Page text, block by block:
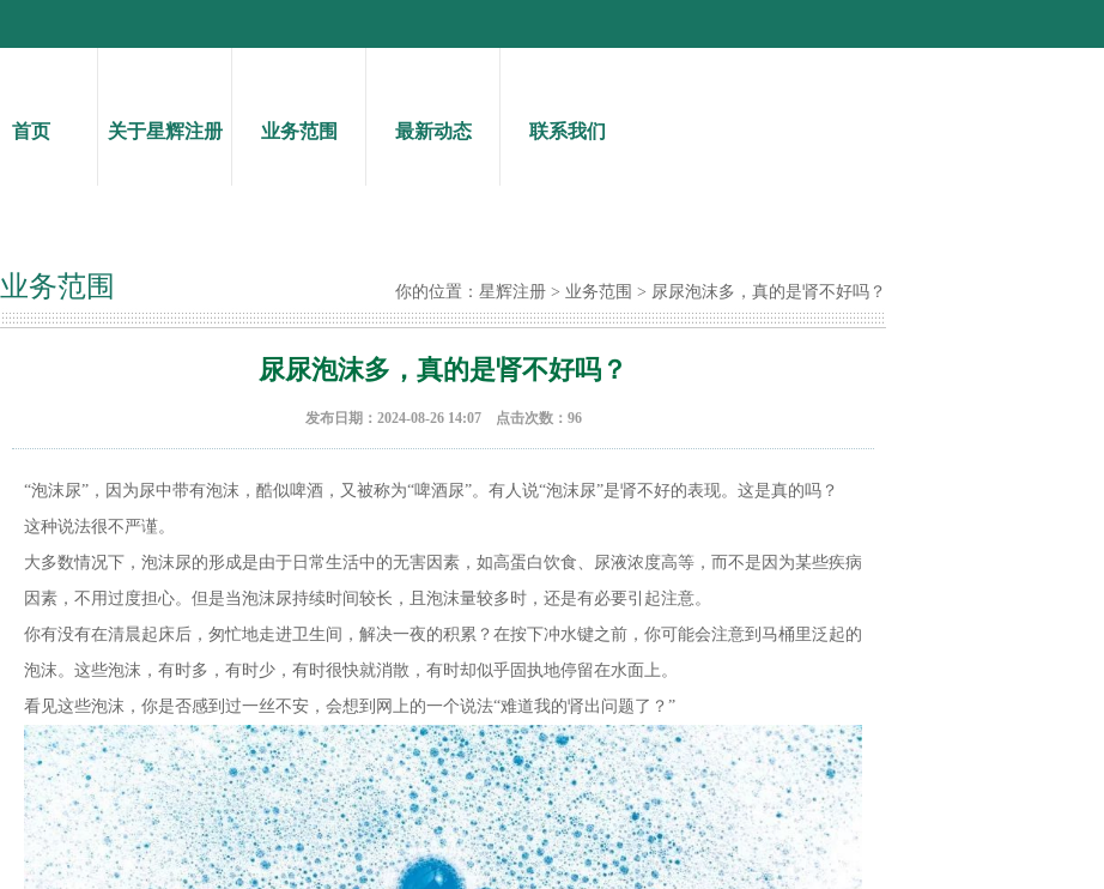
首页 关于星辉注册 业务范围 最新动态 联系我们
业务范围 你的位置： 星辉注册 > 业务范围 > 尿尿泡沫多，真的是肾不好吗？
尿尿泡沫多，真的是肾不好吗？
发布日期：2024-08-26 14:07 点击次数：96
“泡沫尿”，因为尿中带有泡沫，酷似啤酒，又被称为“啤酒尿”。有人说“泡沫尿”是肾不好的表现。这是真的吗？
这种说法很不严谨。
大多数情况下，泡沫尿的形成是由于日常生活中的无害因素，如高蛋白饮食、尿液浓度高等，而不是因为某些疾病
因素，不用过度担心。但是当泡沫尿持续时间较长，且泡沫量较多时，还是有必要引起注意。
你有没有在清晨起床后，匆忙地走进卫生间，解决一夜的积累？在按下冲水键之前，你可能会注意到马桶里泛起的
泡沫。这些泡沫，有时多，有时少，有时很快就消散，有时却似乎固执地停留在水面上。
看见这些泡沫，你是否感到过一丝不安，会想到网上的一个说法“难道我的肾出问题了？”